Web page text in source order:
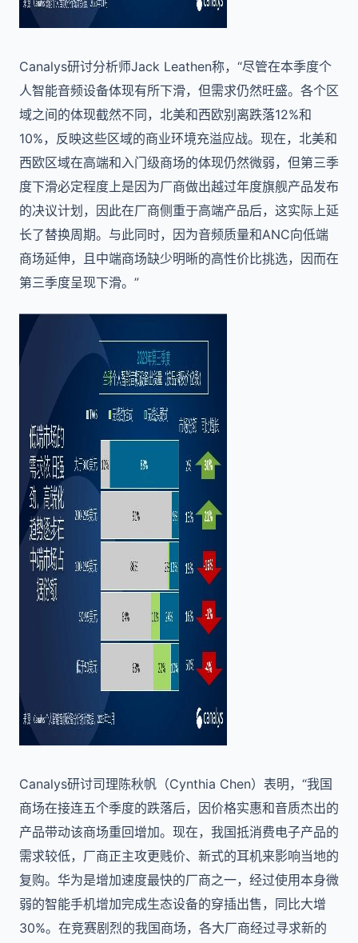
Canalys研讨分析师Jack Leathen称，“尽管在本季度个
人智能音频设备体现有所下滑，但需求仍然旺盛。各个区
域之间的体现截然不同，北美和西欧别离跌落12%和
10%，反映这些区域的商业环境充溢应战。现在，北美和
西欧区域在高端和入门级商场的体现仍然微弱，但第三季
度下滑必定程度上是因为厂商做出越过年度旗舰产品发布
的决议计划，因此在厂商侧重于高端产品后，这实际上延
长了替换周期。与此同时，因为音频质量和ANC向低端
商场延伸，且中端商场缺少明晰的高性价比挑选，因而在
第三季度呈现下滑。”
Canalys研讨司理陈秋帆（Cynthia Chen）表明，“我国
商场在接连五个季度的跌落后，因价格实惠和音质杰出的
产品带动该商场重回增加。现在，我国抵消费电子产品的
需求较低，厂商正主攻更贱价、新式的耳机来影响当地的
复购。华为是增加速度最快的厂商之一，经过使用本身微
弱的智能手机增加完成生态设备的穿插出售，同比大增
30%。在竞赛剧烈的我国商场，各大厂商经过寻求新的